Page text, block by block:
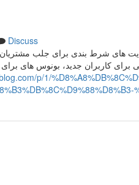
Discuss
های شرط بندی برای جلب مشتریان
کاربران جدید، بونوس‌ های
p/1/